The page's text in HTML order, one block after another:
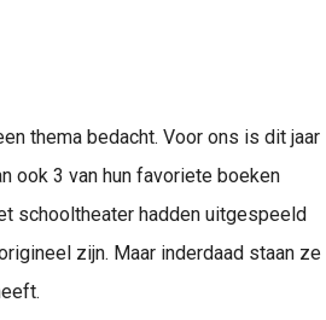
thema bedacht. Voor ons is dit jaar
ook 3 van hun favoriete boeken
schooltheater hadden uitgespeeld
zijn. Maar inderdaad staan ze